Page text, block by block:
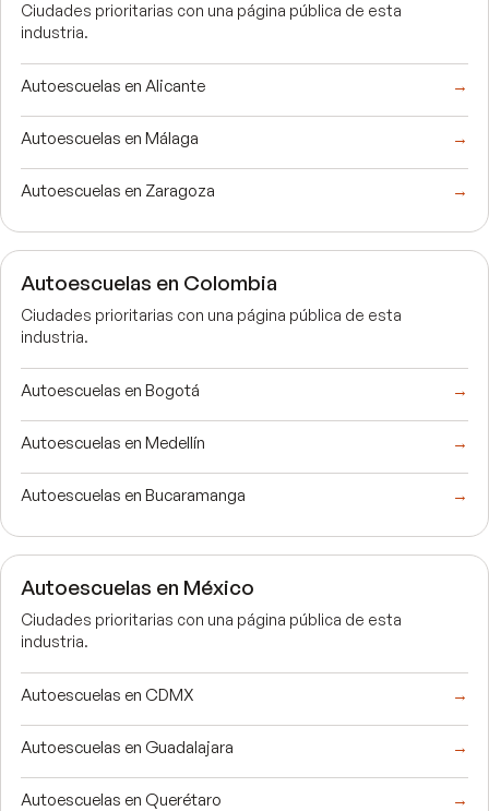
Ciudades prioritarias con una página pública de esta
industria.
Autoescuelas en Alicante →
Autoescuelas en Málaga →
Autoescuelas en Zaragoza →
Autoescuelas en Colombia
Ciudades prioritarias con una página pública de esta
industria.
Autoescuelas en Bogotá →
Autoescuelas en Medellín →
Autoescuelas en Bucaramanga →
Autoescuelas en México
Ciudades prioritarias con una página pública de esta
industria.
Autoescuelas en CDMX →
Autoescuelas en Guadalajara →
Autoescuelas en Querétaro →